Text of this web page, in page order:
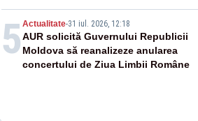
5 Actualitate-31 iul. 2026, 12:18
AUR solicită Guvernului Republicii
Moldova să reanalizeze anularea
concertului de Ziua Limbii Române